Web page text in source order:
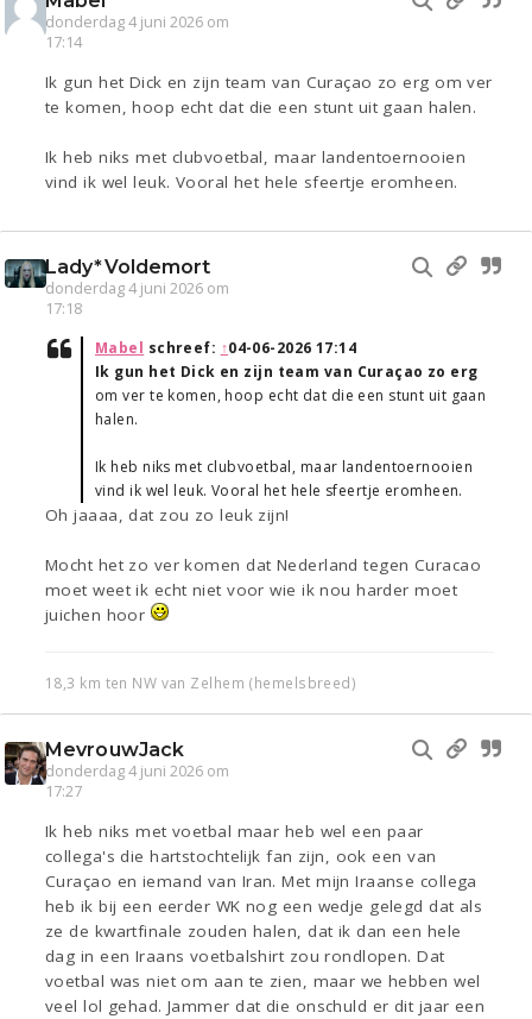
donderdag 4 juni 2026 om
17:14
Ik gun het Dick en zijn team van Curaçao zo erg om ver
te komen, hoop echt dat die een stunt uit gaan halen.
Ik heb niks met clubvoetbal, maar landentoernooien
vind ik wel leuk. Vooral het hele sfeertje eromheen.
Lady*Voldemort
donderdag 4 juni 2026 om
17:18
Mabel schreef: ↑04-06-2026 17:14
Ik gun het Dick en zijn team van Curaçao zo erg
om ver te komen, hoop echt dat die een stunt uit gaan
halen.
Ik heb niks met clubvoetbal, maar landentoernooien
vind ik wel leuk. Vooral het hele sfeertje eromheen.
Oh jaaaa, dat zou zo leuk zijn!
Mocht het zo ver komen dat Nederland tegen Curacao
moet weet ik echt niet voor wie ik nou harder moet
juichen hoor
18,3 km ten NW van Zelhem (hemelsbreed)
MevrouwJack
donderdag 4 juni 2026 om
17:27
Ik heb niks met voetbal maar heb wel een paar
collega's die hartstochtelijk fan zijn, ook een van
Curaçao en iemand van Iran. Met mijn Iraanse collega
heb ik bij een eerder WK nog een wedje gelegd dat als
ze de kwartfinale zouden halen, dat ik dan een hele
dag in een Iraans voetbalshirt zou rondlopen. Dat
voetbal was niet om aan te zien, maar we hebben wel
veel lol gehad. Jammer dat die onschuld er dit jaar een